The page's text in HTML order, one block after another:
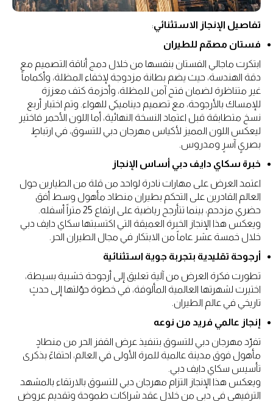
تفاصيل الإنجاز الاستثنائي:
فستان مصمّم للطيران
ابتكرت ماجالي الفستان بنفسها من خلال دمج أناقة التصميم مع
دقة الهندسة، حيث يضم بطانة مزدوجة لإخفاء المظلة، وأكماماً
غير متناظرة لضمان فتح آمن للمظلة، وأحزمة كتف معززة
للإمساك بالأرجوحة، مع تصميم ديناميكي للهواء. وتم اختبار أربع
نسخ متطابقة قبل اعتماد النسخة النهائية، أما اللون الأحمر فاختير
ليعكس اللون المميز لأكياس مهرجان دبي للتسوق، في ارتباطٍ
بصريٍ آسرٍ ومدروس.
خبرة سكاي دايف دبي أساس الإنجاز
اعتمد العرض على مهارات نادرة لواحد من قلة من الطيارين حول
العالم القادرين على التحكم بطيران منطاد مأهول وسط أفق
حضري مزدحم، بينما تتأرجح رياضية على ارتفاع 25 متراً أسفله.
ويعكس هذا الإنجاز الخبرة العميقة التي اكتسبتها سكاي دايف دبي
خلال خمسة عشر عاماً من الابتكار في مجال الطيران الحر.
أرجوحة تقليدية بتجربة جوية استثنائية
تطورت فكرة العرض من آلية تعليق إلى أرجوحة خشبية بسيطة،
اختيرت لشهرتها العالمية المألوفة، في خطوة حوّلتها إلى حدثٍ
تاريخي في عالم الطيران.
إنجاز عالمي فريد من نوعه
تفرّد مهرجان دبي للتسوق بتنفيذ عرض القفز الحر من منطادٍ
مأهول فوق مدينة عالمية للمرة الأولى في العالم، احتفاءً بذكرى
تأسيس سكاي دايف دبي.
ويعكس هذا الإنجاز التزام مهرجان دبي للتسوق بالارتقاء بالمشهد
الترفيهي في دبي من خلال عقد شراكات طموحة وتقديم عروض